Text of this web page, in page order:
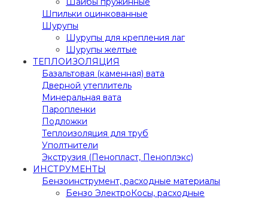
Шпильки оцинкованные
Шурупы
Шурупы для крепления лаг
Шурупы желтые
ТЕПЛОИЗОЛЯЦИЯ
Базальтовая (каменная) вата
Дверной утеплитель
Минеральная вата
Паропленки
Подложки
Теплоизоляция для труб
Уполтнители
Экструзия (Пенопласт, Пеноплэкс)
ИНСТРУМЕНТЫ
Бензоинструмент, расходные материалы
Бензо ЭлектроКосы, расходные